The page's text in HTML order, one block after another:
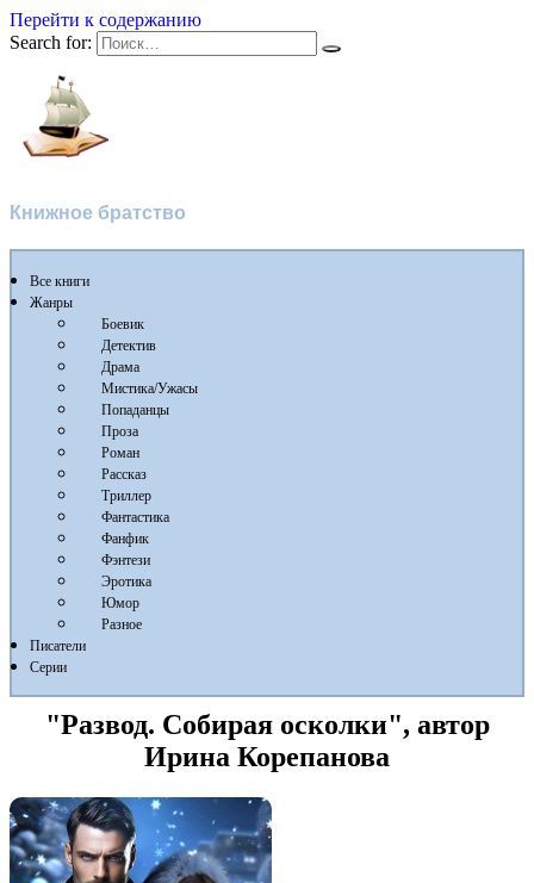
Перейти к содержанию
Search for:
Книжное братство
Все книги
Жанры
Боевик
Детектив
Драма
Мистика/Ужасы
Попаданцы
Проза
Роман
Рассказ
Триллер
Фантастика
Фанфик
Фэнтези
Эротика
Юмор
Разное
Писатели
Серии
"Развод. Собирая осколки", автор
Ирина Корепанова